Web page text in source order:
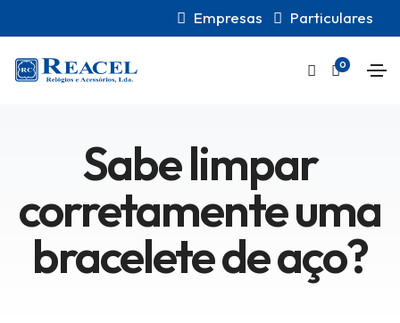
Empresas Particulares
0
Sabe limpar
corretamente uma
bracelete de aço?